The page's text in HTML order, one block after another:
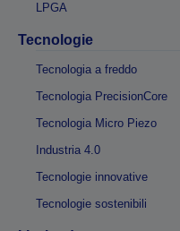
LPGA
Tecnologie
Tecnologia a freddo
Tecnologia PrecisionCore
Tecnologia Micro Piezo
Industria 4.0
Tecnologie innovative
Tecnologie sostenibili